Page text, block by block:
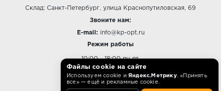
Склад: Санкт-Петербург, улица Краснопутиловская, 69
Звоните нам:
E-mail: info@kp-opt.ru
Режим работы
10:00 - 18:00 пн-пт.
Файлы cookie на сайте
Используем cookie и Яндекс.Метрику. «Принять
все» — ещё и рекламные cookie.